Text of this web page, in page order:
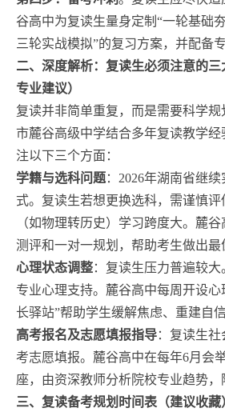
谷高中为复读生量身定制“一轮基础
三轮实战模拟”的复习方案，并配备
二、深度解析：复读生必须注意的
专业建议）
复读并非简单重复，而是需要科学
市麓谷高级中学结合多年复读教学
注以下三个方面：
学籍与选科问题：2026年湖南省继
式。复读生若想更换选科，需谨慎评
（如物理转历史）学习跨度大。麓
测评和一对一规划，帮助考生做出最
心理状态调整：复读生压力普遍较
专业心理支持。麓谷高中每周开设
长驿站”帮助学生缓解焦虑、重建自信
高考报名及志愿填报指导：复读生
考志愿填报。麓谷高中在每年6月会
座，由资深教师分析院校专业趋势，
三、复读备考规划时间表（建议收藏